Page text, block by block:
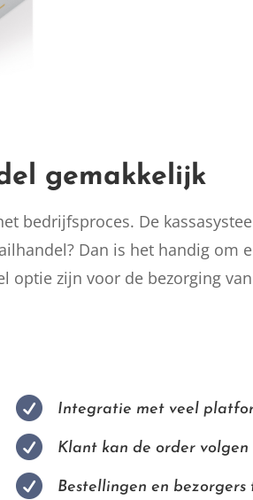
gemakkelijk
bedrijfsproces. De
Dan is het handig om
optie zijn voor de bezorging
 Integratie met veel
 Klant kan de order volgen
 Bestellingen en bezorgers